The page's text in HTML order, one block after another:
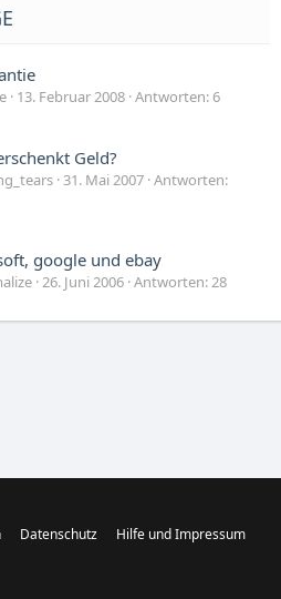
13. Februar 2008 Antworten: 6
Geld?
31. Mai 2007 Antworten:
google und ebay
26. Juni 2006 Antworten: 28
Datenschutz
Hilfe und Impressum